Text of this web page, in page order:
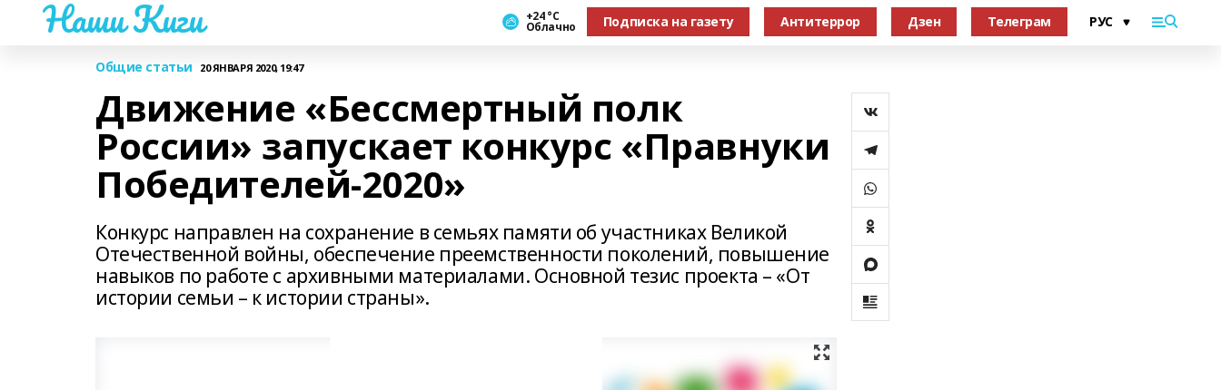
Наши Киги +24 °С
Облачно Подписка на газету Антитеррор Дзен Телеграм
Общие статьи 20 ЯНВАРЯ 2020, 19:47
Движение «Бессмертный полк
России» запускает конкурс «Правнуки
Победителей-2020»
Конкурс направлен на сохранение в семьях памяти об участниках Великой
Отечественной войны, обеспечение преемственности поколений, повышение
навыков по работе с архивными материалами. Основной тезис проекта – «От
истории семьи – к истории страны».